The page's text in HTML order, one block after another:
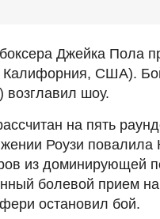
Джейка Пола
Калифорния, США).
возглавил шоу.
на пять
Роузи повалила
из доминирующей
болевой прием
остановил бой.